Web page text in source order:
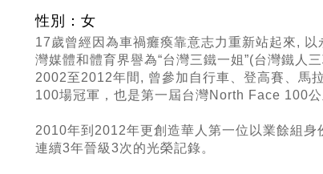
性別：女
17歲曾經因為車禍癱瘓靠意志力重新站起來,
灣媒體和體育界譽為“台灣三鐵一姐”(台灣鐵人
2002至2012年間, 曾參加自行車、登高賽、馬
100場冠軍，也是第一屆台灣North Face 100公
2010年到2012年更創造華人第一位以業餘組
連續3年晉級3次的光榮記錄。